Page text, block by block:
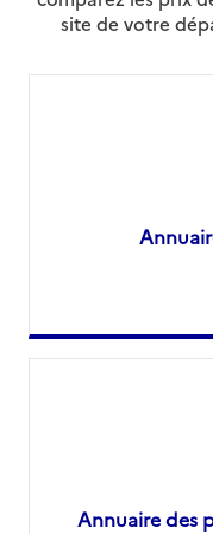
site de votre
Annuaire des